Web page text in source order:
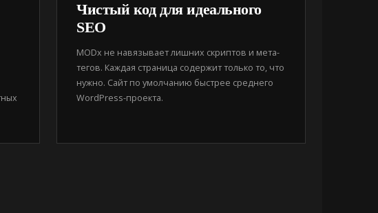
Чистый код для идеального
SEO
MODx не навязывает лишних скриптов и мета-
тегов. Каждая страница содержит только то, что
нужно. Сайт по умолчанию быстрее среднего
WordPress-проекта.